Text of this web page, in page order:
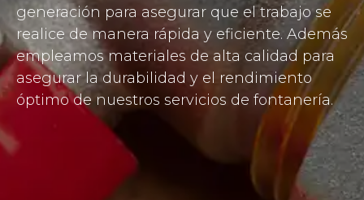
generación para asegurar que el trabajo se
realice de manera rápida y eficiente. Además
empleamos materiales de alta calidad para
asegurar la durabilidad y el rendimiento
óptimo de nuestros servicios de fontanería.